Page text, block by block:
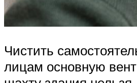
Чистить
лицам основную